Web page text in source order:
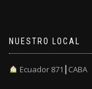
NUESTRO LOCAL
Ecuador 871┃CABA